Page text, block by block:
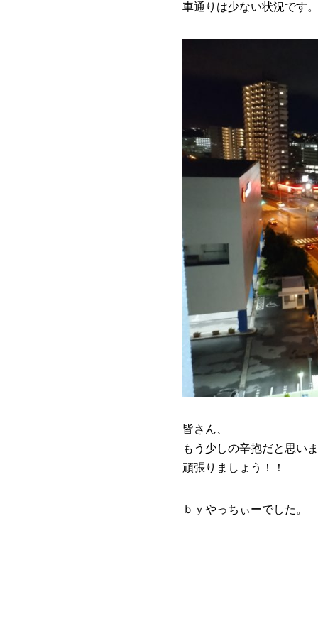
車通りは少ない状況です。
皆さん、
もう少しの辛抱だと思い
頑張りましょう！！
ｂｙやっちぃーでした。